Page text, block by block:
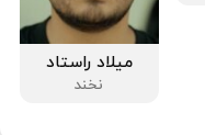
میلاد راستاد
نخند